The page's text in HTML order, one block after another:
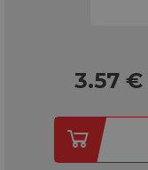
3.57 €